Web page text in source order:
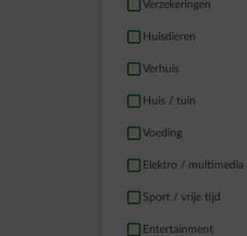
Verzekeringen
Huisdieren
Verhuis
Huis / tuin
Voeding
Elektro / multimedia
Sport / vrije tijd
Entertainment